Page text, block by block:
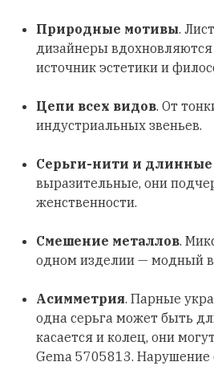
Природные мотивы.
дизайнеры
источник эстетики и
Цепи всех видов. От
индустриальных звеньев.
Серьги-нити и длинные
выразительные, они
женственности.
Смешение металлов.
одном изделии — модный
Асимметрия. Парные
одна серьга может быть
касается и колец, они
Gema 5705813.